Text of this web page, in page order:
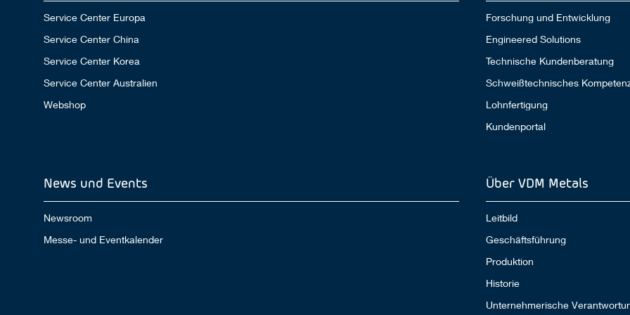
Service Center Europa
Service Center China
Service Center Korea
Service Center Australien
Webshop
Forschung und Entwicklung
Engineered Solutions
Technische Kundenberatung
Schweißtechnisches
Lohnfertigung
Kundenportal
News und Events
Newsroom
Messe- und Eventkalender
Über VDM Metals
Leitbild
Geschäftsführung
Produktion
Historie
Unternehmerische